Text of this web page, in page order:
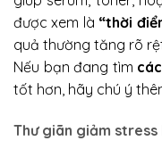
được xem là “thời
quả thường tăng rõ
Nếu bạn đang tìm
tốt hơn, hãy chú ý
Thư giãn giảm stress